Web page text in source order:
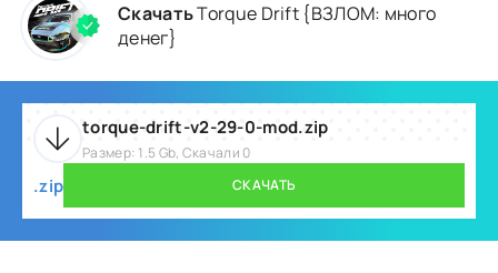
СкачатьTorque Drift {ВЗЛОМ: много
денег}
torque-drift-v2-29-0-mod.zip
Размер: 1.5 Gb, Скачали 0
.zip СКАЧАТЬ